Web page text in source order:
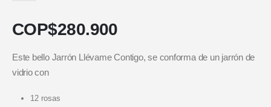
COP$280.900
Este bello Jarrón Llévame Contigo, se conforma de un jarrón de
vidrio con
12 rosas